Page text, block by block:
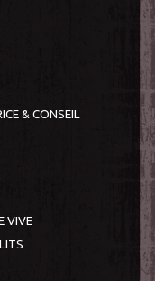
& CONSEIL
VIVE